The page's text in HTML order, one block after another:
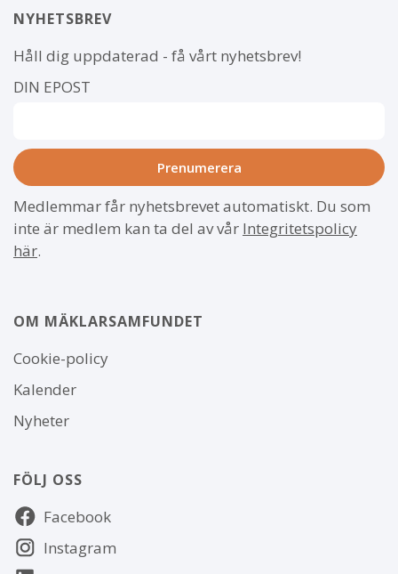
NYHETSBREV
Håll dig uppdaterad - få vårt nyhetsbrev!
DIN EPOST
Medlemmar får nyhetsbrevet automatiskt. Du som
inte är medlem kan ta del av vår Integritetspolicy
här.
OM MÄKLARSAMFUNDET
Om
webbplatsen
Cookie-policy
Kalender
Nyheter
FÖLJ OSS
Följ
oss Facebook
Instagram